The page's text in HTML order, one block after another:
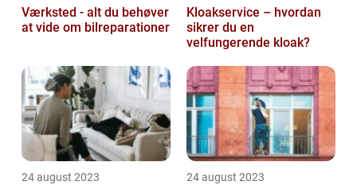
Værksted - alt du behøver
at vide om bilreparationer
Kloakservice – hvordan
sikrer du en
velfungerende kloak?
24 august 2023 24 august 2023